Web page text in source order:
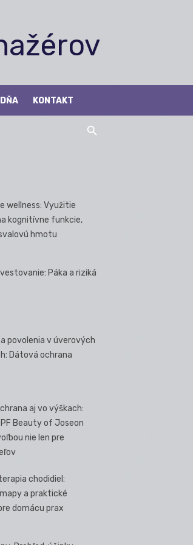
KONTAKT
wellness: Využitie
kognitívne funkcie,
hmotu
Páka a riziká
povolenia v úverových
Dátová ochrana
aj vo výškach:
Beauty of Joseon
nie len pre
chodidiel:
a praktické
domácu prax